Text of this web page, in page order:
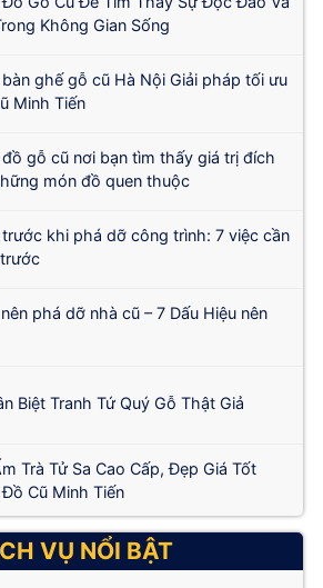
Không Gian Sống
ghế gỗ cũ Hà Nội Giải pháp tối ưu
Minh Tiến
gỗ cũ nơi bạn tìm thấy giá trị đích
món đồ quen thuộc
trước khi phá dỡ công trình: 7 việc cần
phá dỡ nhà cũ – 7 Dấu Hiệu nên
Biệt Tranh Tứ Quý Gỗ Thật Giả
Trà Tử Sa Cao Cấp, Đẹp Giá Tốt
Cũ Minh Tiến
VỤ NỔI BẬT